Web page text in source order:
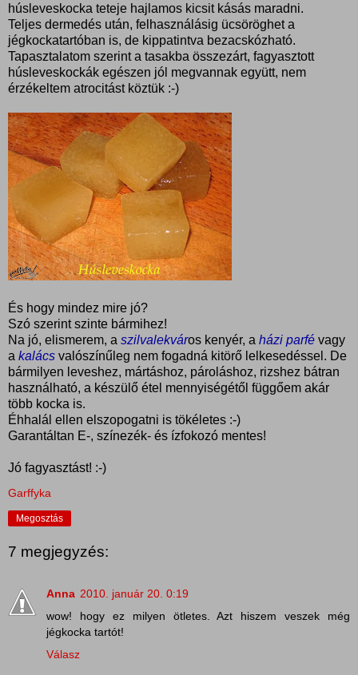
húsleveskocka teteje hajlamos kicsit kásás maradni.
Teljes dermedés után, felhasználásig ücsöröghet a
jégkockatartóban is, de kippatintva bezacskózható.
Tapasztalatom szerint a tasakba összezárt, fagyasztott
húsleveskockák egészen jól megvannak együtt, nem
érzékeltem atrocitást köztük :-)
És hogy mindez mire jó?
Szó szerint szinte bármihez!
Na jó, elismerem, a szilvalekváros kenyér, a házi parfé vagy
a kalács valószínűleg nem fogadná kitörő lelkesedéssel. De
bármilyen leveshez, mártáshoz, pároláshoz, rizshez bátran
használható, a készülő étel mennyiségétől függőem akár
több kocka is.
Éhhalál ellen elszopogatni is tökéletes :-)
Garantáltan E-, színezék- és ízfokozó mentes!
Jó fagyasztást! :-)
Garffyka
Megosztás
7 megjegyzés:
Anna 2010. január 20. 0:19
wow! hogy ez milyen ötletes. Azt hiszem veszek még
jégkocka tartót!
Válasz